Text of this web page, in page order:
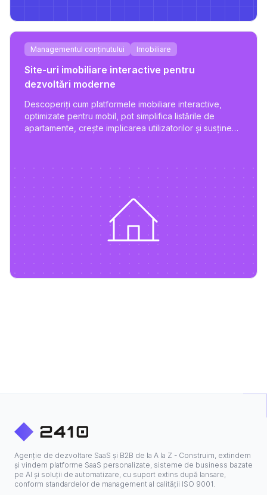
Managementul conținutului Imobiliare
Site-uri imobiliare interactive pentru
dezvoltări moderne
Descoperiți cum platformele imobiliare interactive,
optimizate pentru mobil, pot simplifica listările de
apartamente, crește implicarea utilizatorilor și susține
Agenție de dezvoltare SaaS și B2B de la A la Z - Construim, extindem
și vindem platforme SaaS personalizate, sisteme de business bazate
pe AI și soluții de automatizare, cu suport extins după lansare,
conform standardelor de management al calității ISO 9001.